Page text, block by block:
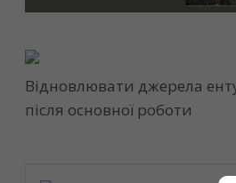
Відновлювати джерела
після основної роботи